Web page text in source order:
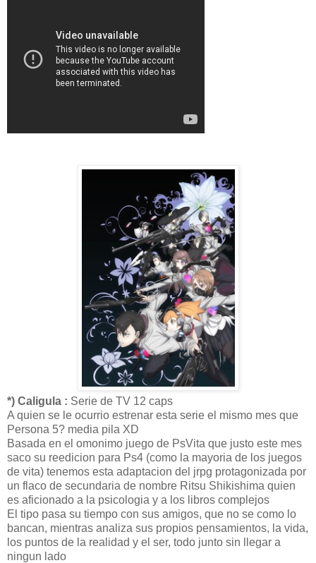
*) Caligula : Serie de TV 12 caps
A quien se le ocurrio estrenar esta serie el mismo mes que
Persona 5? media pila XD
Basada en el omonimo juego de PsVita que justo este mes
saco su reedicion para Ps4 (como la mayoria de los juegos
de vita) tenemos esta adaptacion del jrpg protagonizada por
un flaco de secundaria de nombre Ritsu Shikishima quien
es aficionado a la psicologia y a los libros complejos
El tipo pasa su tiempo con sus amigos, que no se como lo
bancan, mientras analiza sus propios pensamientos, la vida,
los puntos de la realidad y el ser, todo junto sin llegar a
ningun lado